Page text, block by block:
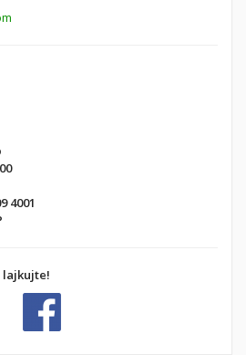
4001
lajkujte!